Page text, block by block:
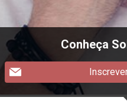
Conheça